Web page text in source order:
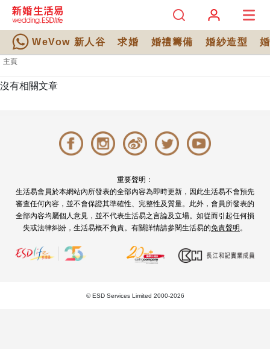
WeVow 新人谷 求婚 婚禮籌備 婚紗造型
主頁
沒有相關文章
重要聲明：
生活易會員於本網站內所發表的全部內容為即時更新，因此生活易不會預先
審查任何內容，並不會保證其準確性、完整性及質量。此外，會員所發表的
全部內容均屬個人意見，並不代表生活易之言論及立場。如從而引起任何損
失或法律糾紛，生活易概不負責。有關詳情請參閱生活易的免責聲明 。
© ESD Services Limited 2000-2026